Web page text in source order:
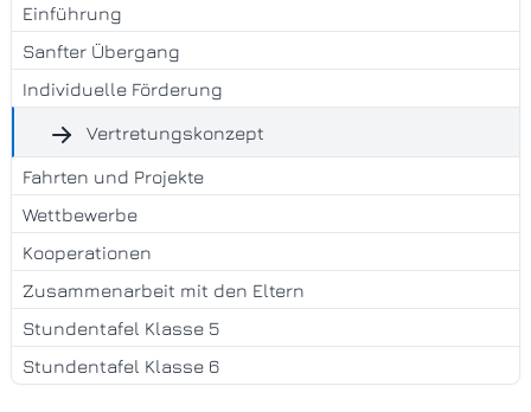
Einführung
Sanfter Übergang
Individuelle Förderung
Vertretungskonzept
Fahrten und Projekte
Wettbewerbe
Kooperationen
Zusammenarbeit mit den Eltern
Stundentafel Klasse 5
Stundentafel Klasse 6